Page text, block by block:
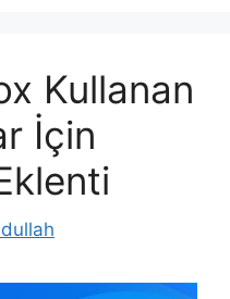
Kullanan
İçin